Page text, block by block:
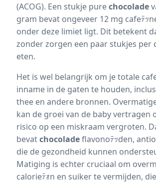
(ACOG). Een stukje purechocolade
gram bevat ongeveer 12 mg cafeﾃｯ
onder deze limiet ligt. Dit betekent
zonder zorgen een paar stukjes per
eten.
Het is wel belangrijk om je totale
inname in de gaten te houden,
thee en andere bronnen.
kan de groei van de babyvertragen
risico op een miskraam vergroten.
bevatchocoladeflavonoﾃｯden,
die de gezondheid kunnen
Matiging is echter cruciaal om
calorieﾃｫn en suiker te vermijden, die